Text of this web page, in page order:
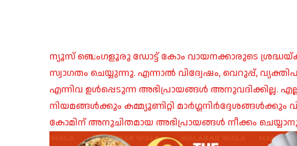
ന്യൂസ് ബെംഗളൂരു ഡോട്ട് കോം വായനക്കാരുടെ
സ്വാഗതം ചെയ്യുന്നു. എന്നാൽ വിദ്വേഷം, വെറുപ്പ്,
എന്നിവ ഉൾപ്പെടുന്ന അഭിപ്രായങ്ങൾ അനുവദിക്കില്ല.
നിയമങ്ങൾക്കും കമ്മ്യൂണിറ്റി
കോമിന് അനുചിതമായ അഭിപ്രായങ്ങൾ നീക്കം